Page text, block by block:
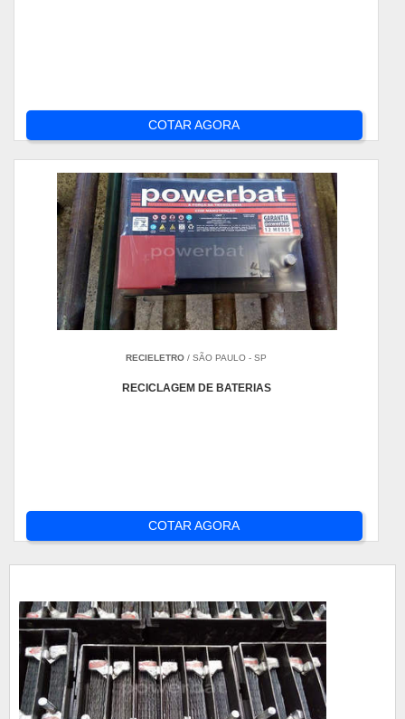
COTAR AGORA
RECIELETRO / SÃO PAULO - SP
RECICLAGEM DE BATERIAS
COTAR AGORA